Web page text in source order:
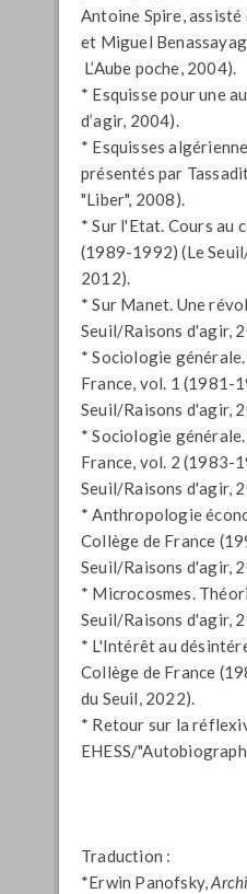
Antoine Spire, assisté
et Miguel Benassayag
L’Aube poche, 2004).
* Esquisse pour une
d’agir, 2004).
* Esquisses
présentés par
"Liber", 2008).
* Sur l'Etat. Cours au
(1989-1992) (Le
2012).
* Sur Manet. Une
Seuil/Raisons d'agir,
* Sociologie
France, vol. 1 (1981-
Seuil/Raisons d'agir,
* Sociologie
France, vol. 2 (1983-
Seuil/Raisons d'agir,
* Anthropologie
Collège de France
Seuil/Raisons d'agir,
* Microcosmes.
Seuil/Raisons d'agir,
* L'Intérêt au
Collège de France
du Seuil, 2022).
* Retour sur la
EHESS/
Traduction :
*Erwin Panofsky,